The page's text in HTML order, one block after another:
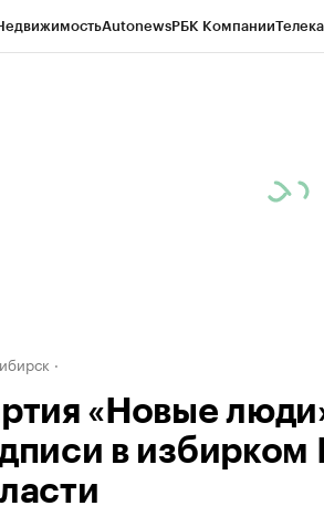
AutonewsРБК Компании
«Новые
в